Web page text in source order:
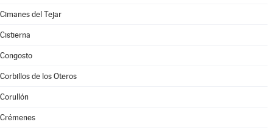
Cimanes del Tejar
Cistierna
Congosto
Corbillos de los Oteros
Corullón
Crémenes